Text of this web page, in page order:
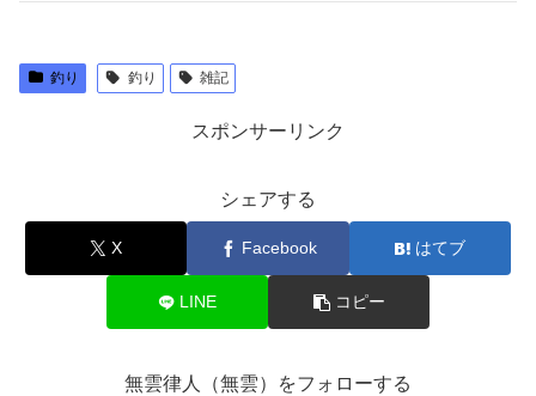
釣り 釣り 雑記
スポンサーリンク
シェアする
X Facebook はてブ
LINE コピー
無雲律人（無雲）をフォローする